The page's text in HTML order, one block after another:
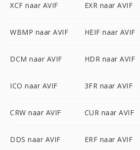
XCF naar AVIF EXR naar AVIF
WBMP naar AVIF HEIF naar AVIF
DCM naar AVIF HDR naar AVIF
ICO naar AVIF 3FR naar AVIF
CRW naar AVIF CUR naar AVIF
DDS naar AVIF ERF naar AVIF